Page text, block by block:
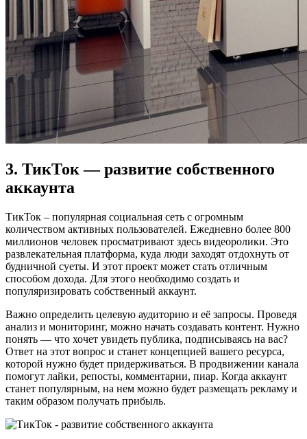
3. ТикТок — развитие собственного
аккаунта
ТикТок – популярная социальная сеть с огромным
количеством активных пользователей. Ежедневно более 800
миллионов человек просматривают здесь видеоролики. Это
развлекательная платформа, куда люди заходят отдохнуть от
будничной суеты. И этот проект может стать отличным
способом дохода. Для этого необходимо создать и
популяризировать собственный аккаунт.
Важно определить целевую аудиторию и её запросы. Проведя
анализ и мониторинг, можно начать создавать контент. Нужно
понять — что хочет увидеть публика, подписываясь на вас?
Ответ на этот вопрос и станет концепцией вашего ресурса,
которой нужно будет придерживаться. В продвижении канала
помогут лайки, репосты, комментарии, пиар. Когда аккаунт
станет популярным, на нем можно будет размещать рекламу и
таким образом получать прибыль.